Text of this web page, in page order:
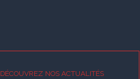
DÉCOUVREZ NOS ACTUALITÉS